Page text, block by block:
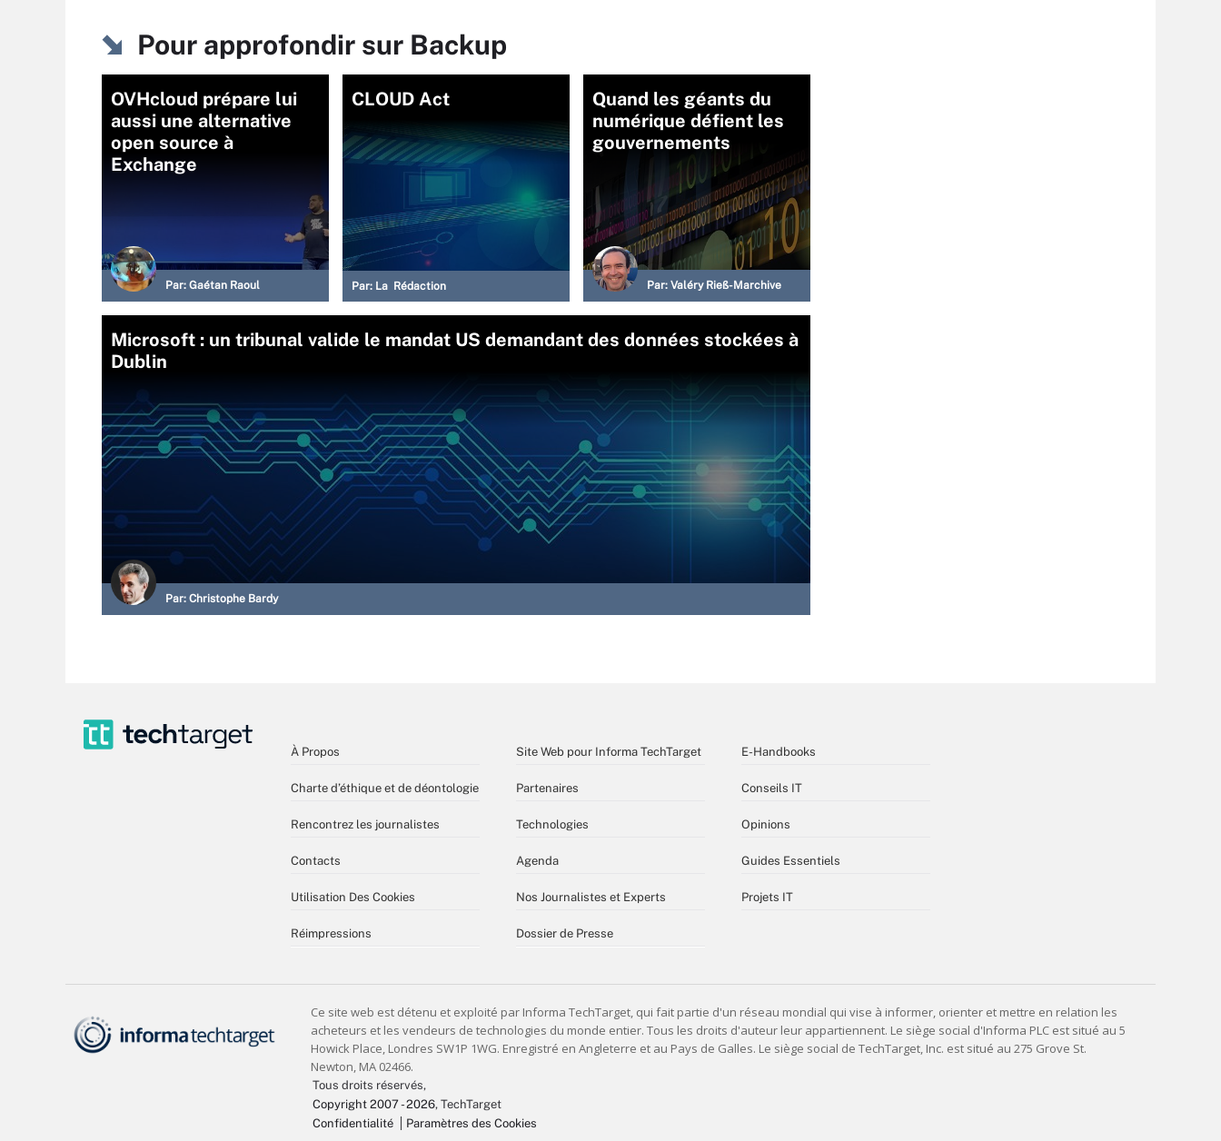
Pour approfondir sur Backup
OVHcloud prépare lui
aussi une alternative
open source à
Exchange
Par: Gaétan Raoul
CLOUD Act
Par: La Rédaction
Quand les géants du
numérique défient les
gouvernements
Par: Valéry Rieß-Marchive
Microsoft : un tribunal valide le mandat US demandant des données stockées à
Dublin
Par: Christophe Bardy
À Propos
Charte d’éthique et de déontologie
Rencontrez les journalistes
Contacts
Utilisation Des Cookies
Réimpressions
Site Web pour Informa TechTarget
Partenaires
Technologies
Agenda
Nos Journalistes et Experts
Dossier de Presse
E-Handbooks
Conseils IT
Opinions
Guides Essentiels
Projets IT
Tous droits réservés,
Copyright 2007 - 2026, TechTarget
Confidentialité
Paramètres des Cookies